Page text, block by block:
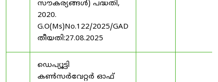
സൗകര്യങ്ങൾ) പദ്ധതി,
2020.
G.O(Ms)No.122/2025/GAD
തീയതി:27.08.2025
ഡെപ്യൂട്ടി
കൺസർവേറ്റർ ഓഫ്